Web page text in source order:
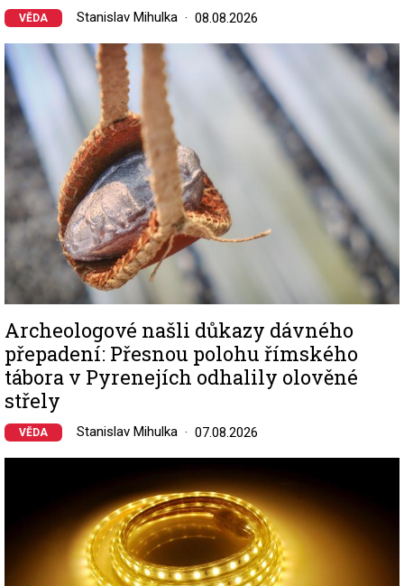
VĚDA Stanislav Mihulka 08.08.2026
Image
Archeologové našli důkazy dávného
přepadení: Přesnou polohu římského
tábora v Pyrenejích odhalily olověné
střely
VĚDA Stanislav Mihulka 07.08.2026